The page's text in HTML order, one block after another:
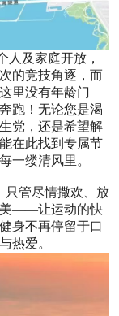
人及家庭开放，
的竞技角逐，而
里没有年龄门
跑！无论您是渴
党，还是希望解
在此找到专属节
一缕清风里。
只管尽情撒欢、放
美——让运动的快
身不再停留于口
热爱。